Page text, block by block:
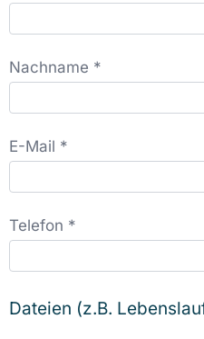
Nachname *
E-Mail *
Telefon *
Dateien (z.B.